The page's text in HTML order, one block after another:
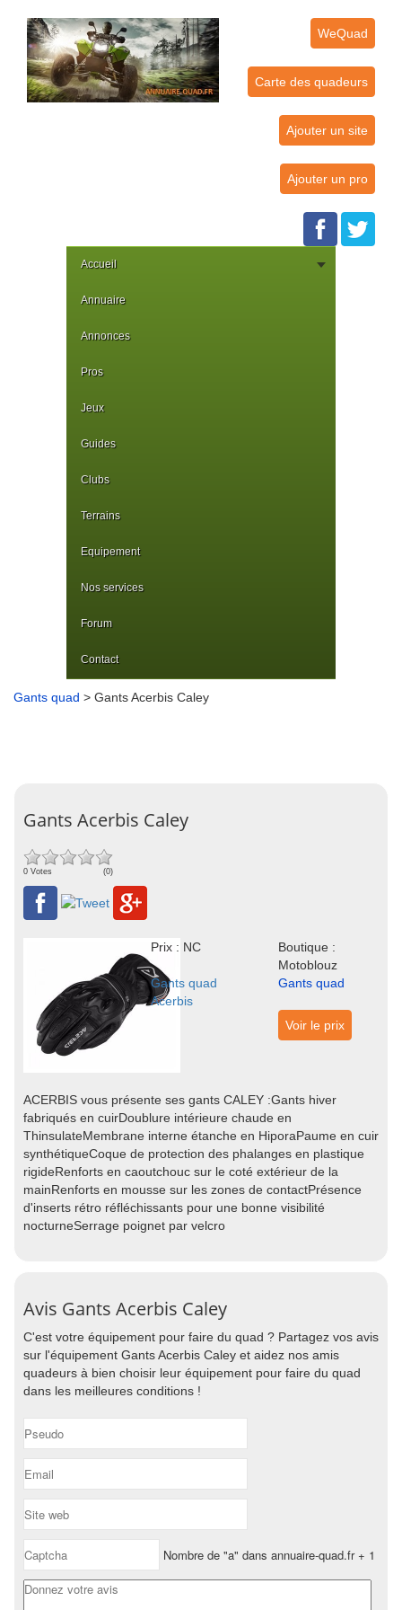
WeQuad
Carte des quadeurs
Ajouter un site
Ajouter un pro
Accueil
Annuaire
Annonces
Pros
Jeux
Guides
Clubs
Terrains
Equipement
Nos services
Forum
Contact
Gants quad > Gants Acerbis Caley
Gants Acerbis Caley
0 Votes (0)
Prix : NC
Boutique :
Motoblouz
Gants quad
Acerbis
Gants quad
Voir le prix
ACERBIS vous présente ses gants CALEY :Gants hiver
fabriqués en cuirDoublure intérieure chaude en
ThinsulateMembrane interne étanche en HiporaPaume en cuir
synthétiqueCoque de protection des phalanges en plastique
rigideRenforts en caoutchouc sur le coté extérieur de la
mainRenforts en mousse sur les zones de contactPrésence
d'inserts rétro réfléchissants pour une bonne visibilité
nocturneSerrage poignet par velcro
Avis Gants Acerbis Caley
C'est votre équipement pour faire du quad ? Partagez vos avis
sur l'équipement Gants Acerbis Caley et aidez nos amis
quadeurs à bien choisir leur équipement pour faire du quad
dans les meilleures conditions !
Nombre de "a" dans annuaire-quad.fr + 1